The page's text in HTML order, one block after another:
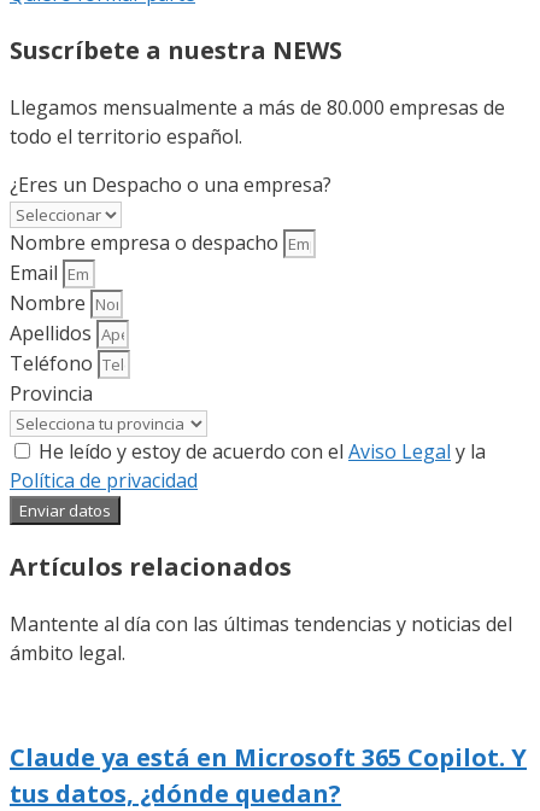
Suscríbete a nuestra NEWS
Llegamos mensualmente a más de 80.000 empresas de
todo el territorio español.
¿Eres un Despacho o una empresa?
Nombre empresa o despacho
Email
Nombre
Apellidos
Teléfono
Provincia
He leído y estoy de acuerdo con el Aviso Legal y la
Política de privacidad
Enviar datos
Artículos relacionados
Mantente al día con las últimas tendencias y noticias del
ámbito legal.
Claude ya está en Microsoft 365 Copilot. Y
tus datos, ¿dónde quedan?